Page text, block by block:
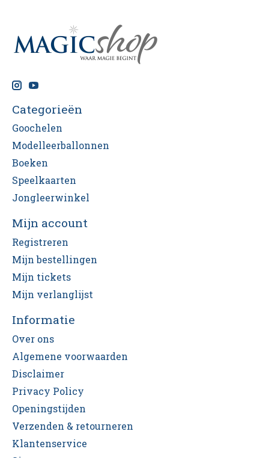
Categorieën
Goochelen
Modelleerballonnen
Boeken
Speelkaarten
Jongleerwinkel
Mijn account
Registreren
Mijn bestellingen
Mijn tickets
Mijn verlanglijst
Informatie
Over ons
Algemene voorwaarden
Disclaimer
Privacy Policy
Openingstijden
Verzenden & retourneren
Klantenservice